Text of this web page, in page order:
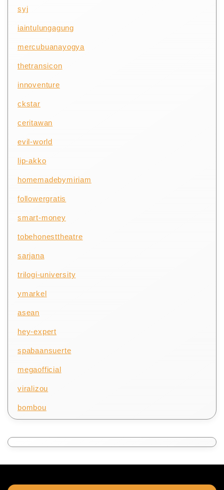
syj
iaintulungagung
mercubuanayogya
thetransicon
innoventure
ckstar
ceritawan
evil-world
lip-akko
homemadebymiriam
followergratis
smart-money
tobehonesttheatre
sarjana
trilogi-university
ymarkel
asean
hey-expert
spabaansuerte
megaofficial
viralizou
bombou